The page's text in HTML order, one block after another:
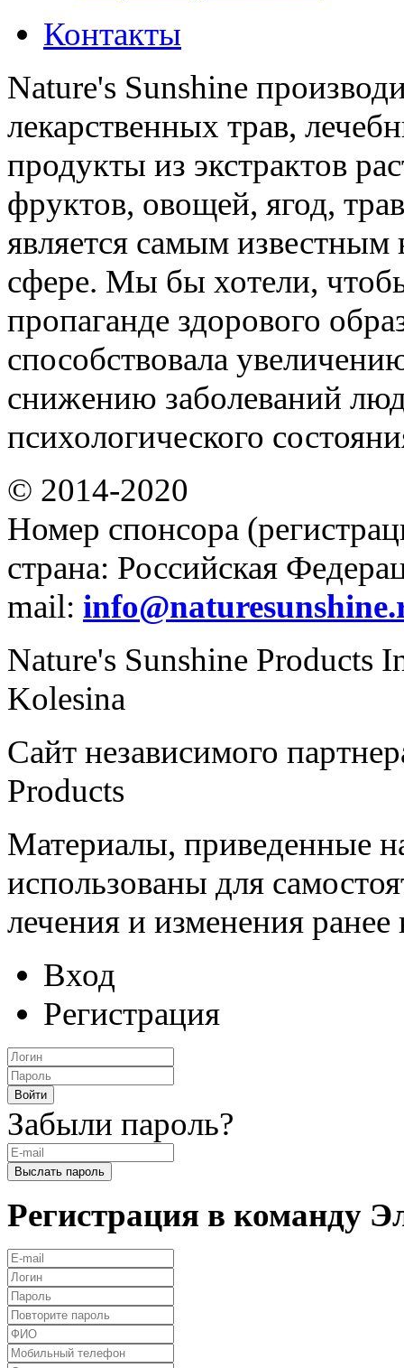
Контакты
Nature's Sunshine
лекарственных трав,
продукты из экстрактов
фруктов, овощей, ягод,
является самым
сфере. Мы бы хотели,
пропаганде здорового
способствовала
снижению заболеваний
психологического
© 2014-2020
Номер спонсора
страна: Российская
mail:
Nature's Sunshine Products
Kolesina
Сайт независимого
Products
Материалы, приведенные
использованы для
лечения и изменения
Вход
Регистрация
Забыли пароль?
Регистрация в команду